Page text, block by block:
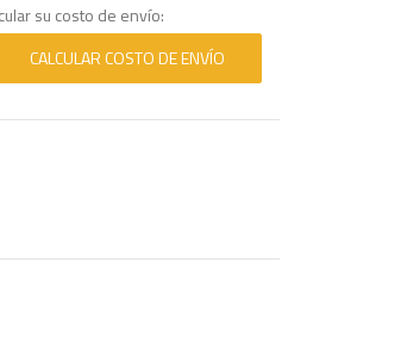
su costo de envío:
CALCULAR COSTO DE ENVÍO